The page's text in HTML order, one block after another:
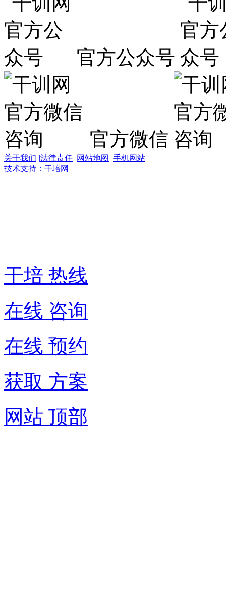
官方公众号
官方微信
关于我们 |法律责任 |网站地图 |手机网站
技术支持：干培网
干培 热线
在线 咨询
在线 预约
获取 方案
网站 顶部